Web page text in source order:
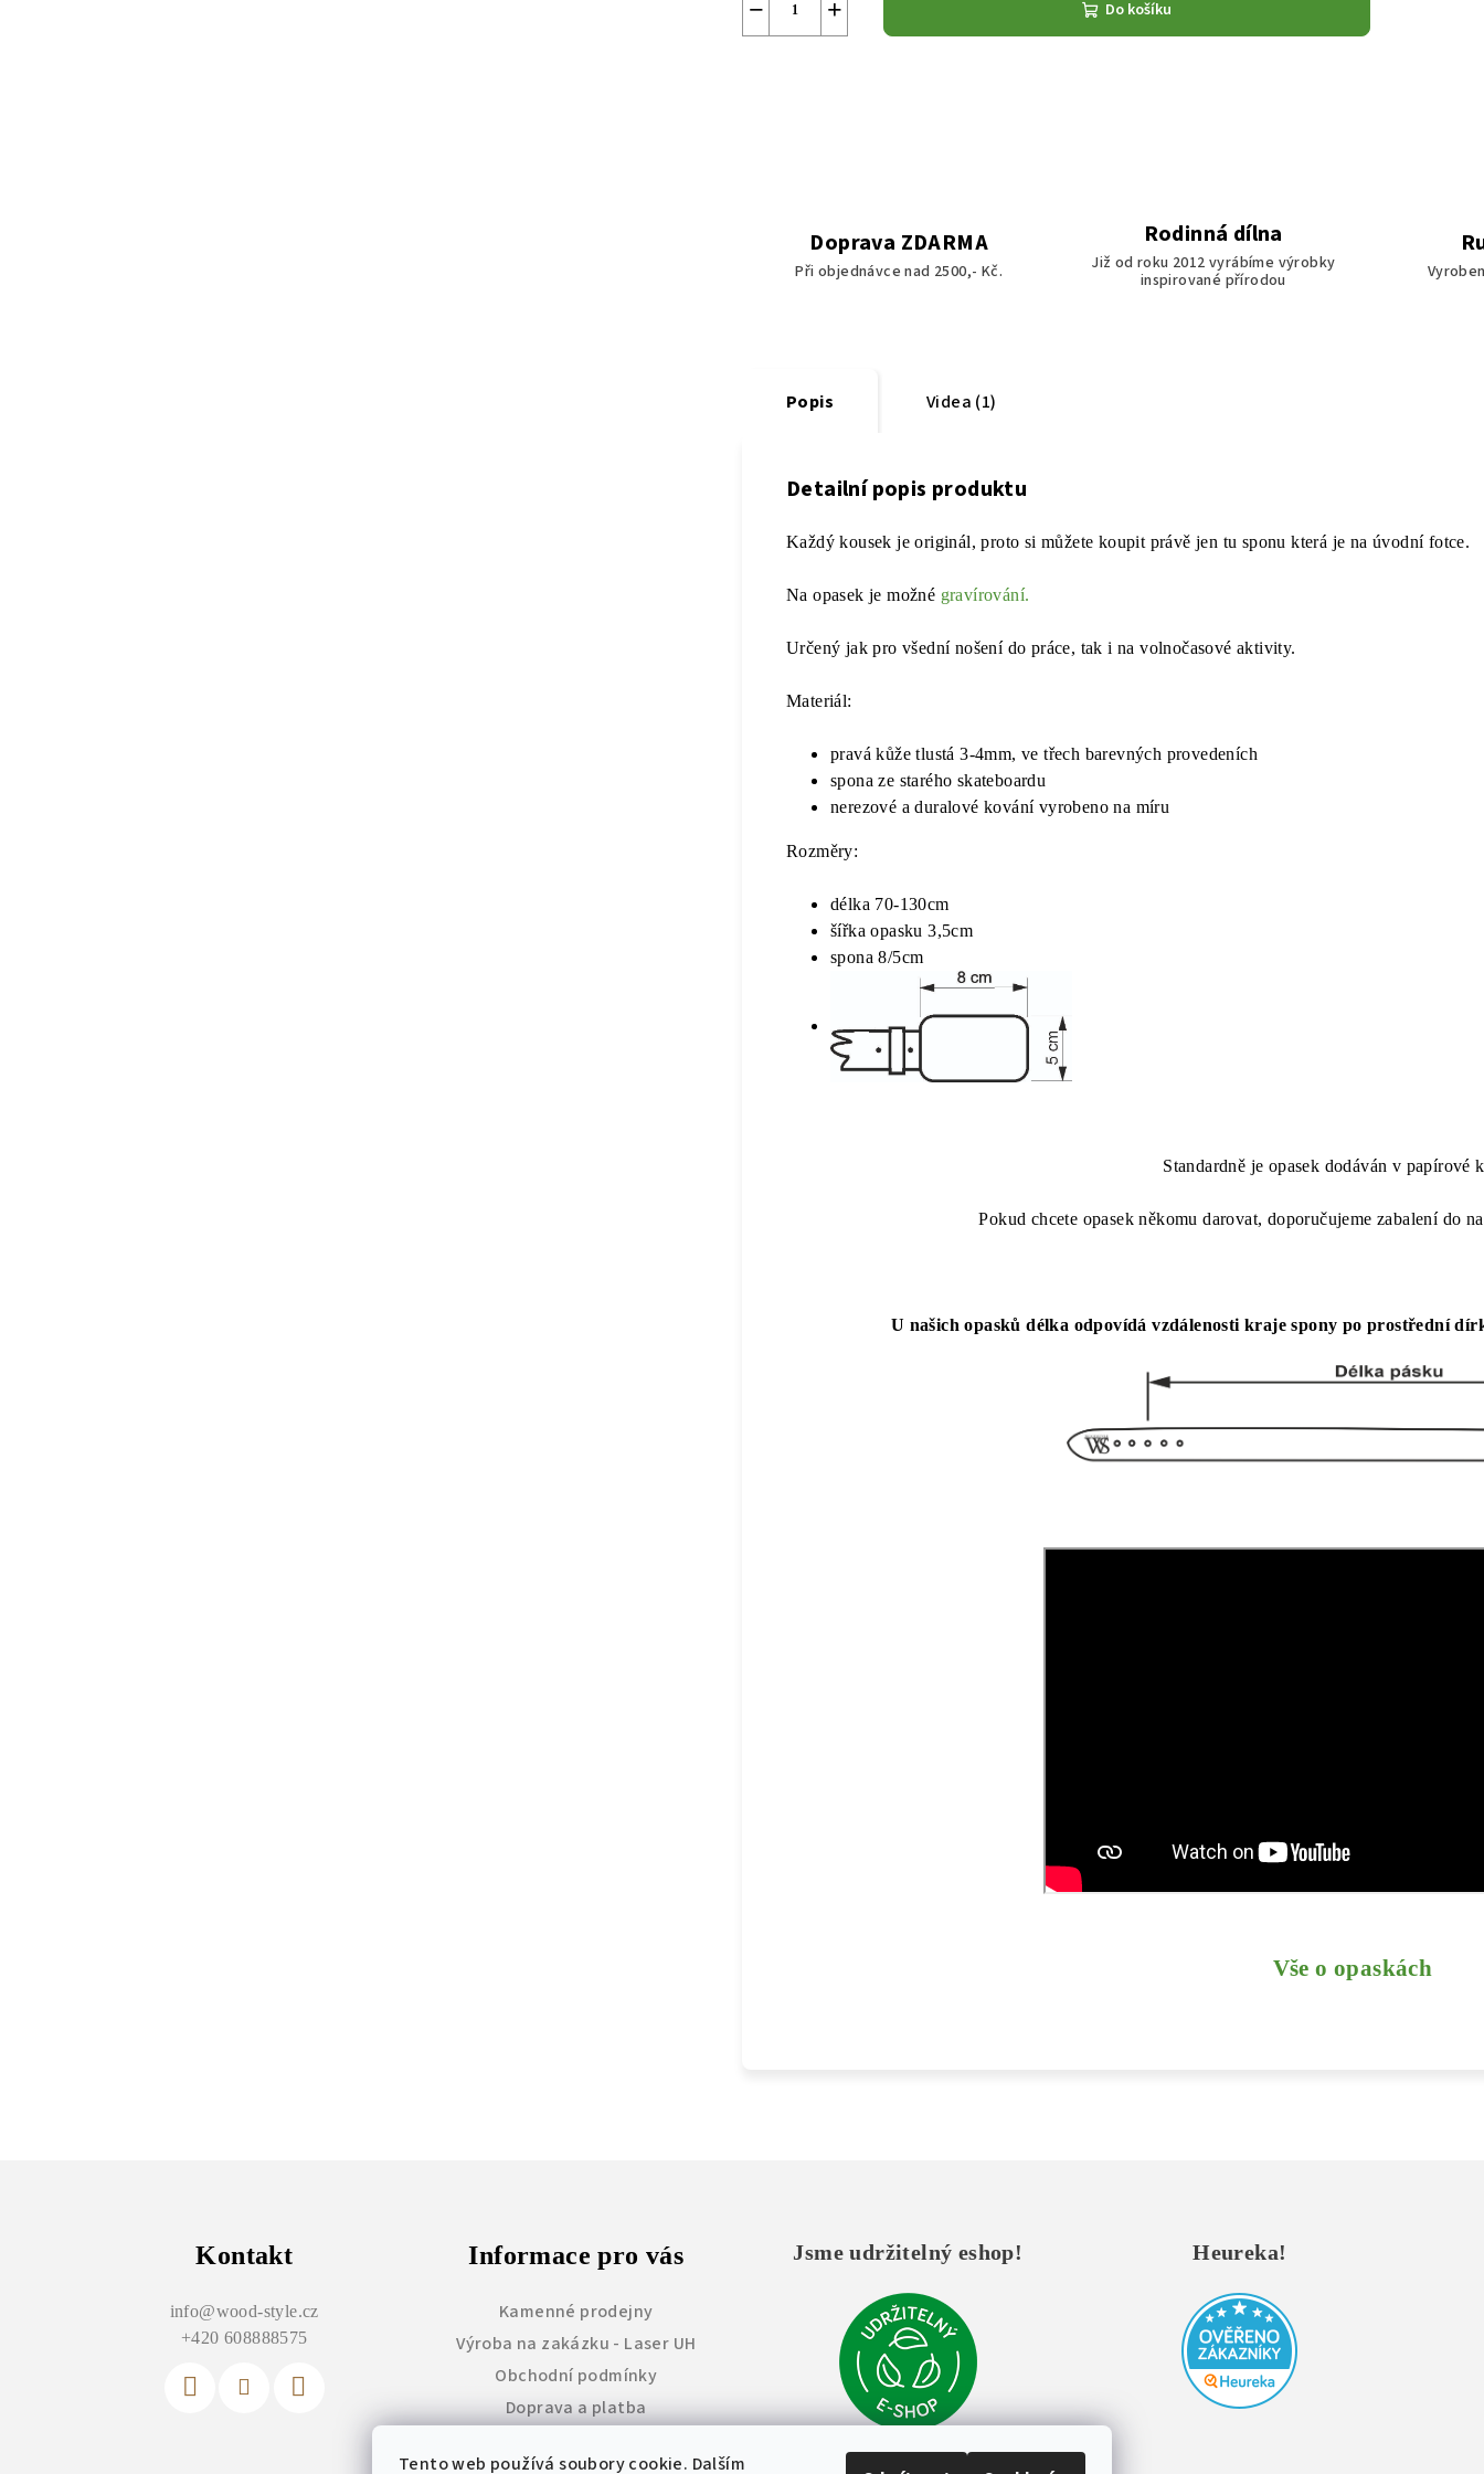
Tento web používá soubory cookie. Dalším
+
− Do košíku
Doprava ZDARMA
Při objednávce nad 2500,- Kč.
Rodinná dílna
Již od roku 2012 vyrábíme výrobky
inspirované přírodou
Popis Videa (1)
Detailní popis produktu
Každý kousek je originál, proto si můžete koupit právě jen tu sponu která je na úvodní fotce.
Na opasek je možné gravírování.
Určený jak pro všední nošení do práce, tak i na volnočasové aktivity.
Materiál:
pravá kůže tlustá 3-4mm, ve třech barevných provedeních
spona ze starého skateboardu
nerezové a duralové kování vyrobeno na míru
Rozměry:
délka 70-130cm
šířka opasku 3,5cm
spona 8/5cm
Standardně je opasek dodáván v papírové
Pokud chcete opasek někomu darovat, doporučujeme zabalení do
U našich opasků délka odpovídá vzdálenosti kraje spony po prostřední
Vše o opaskách
Kontakt
info@wood-style.cz
+420 608888575
Informace pro vás
Kamenné prodejny
Výroba na zakázku - Laser UH
Obchodní podmínky
Doprava a platba
Jsme udržitelný eshop! Heureka!